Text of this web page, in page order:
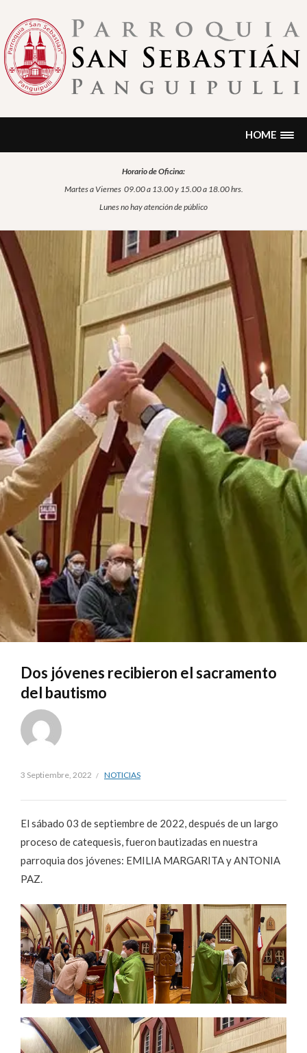
content
sacramentos, oración…
HOME
Horario de Oficina:
Martes a Viernes 09.00 a 13.00 y 15.00 a 18.00 hrs.
Lunes no hay atención de público
Dos jóvenes recibieron el sacramento
del bautismo
3 Septiembre, 2022 NOTICIAS
El sábado 03 de septiembre de 2022, después de un largo
proceso de catequesis, fueron bautizadas en nuestra
parroquia dos jóvenes: EMILIA MARGARITA y ANTONIA
PAZ.